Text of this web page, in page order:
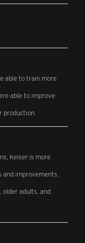
able to train more
able to improve
production.
Keiser is more
and improvements.
older adults, and